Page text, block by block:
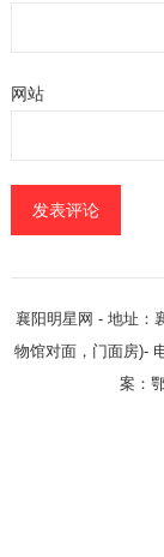
网站
襄阳明星网 - 地址：
物馆对面，门面房)-
案：